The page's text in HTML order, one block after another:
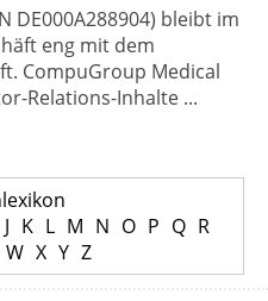
DE000A288904) bleibt im
eng mit dem
CompuGroup Medical
Relations-Inhalte ...
J K L M N O P Q R
W X Y Z